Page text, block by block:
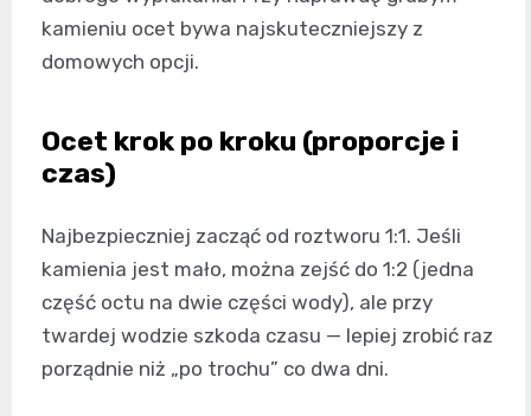
kamieniu ocet bywa najskuteczniejszy z
domowych opcji.
Ocet krok po kroku (proporcje i
czas)
Najbezpieczniej zacząć od roztworu 1:1. Jeśli
kamienia jest mało, można zejść do 1:2 (jedna
część octu na dwie części wody), ale przy
twardej wodzie szkoda czasu — lepiej zrobić raz
porządnie niż „po trochu” co dwa dni.